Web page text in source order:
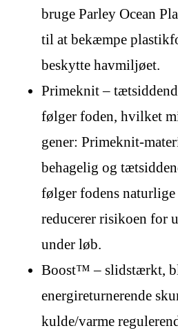
bruge Parley Ocean
til at bekæmpe
beskytte havmiljøet.
Primeknit –
følger foden, hvilket
gener: Primeknit-
behagelig og
følger fodens
reducerer risikoen for
under løb.
Boost™ – slidstærkt,
energireturnerende
kulde/varme